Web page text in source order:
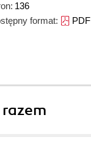
136
format: PDF